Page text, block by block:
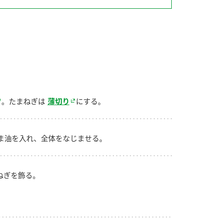
。たまねぎは 薄切り にする。
油を入れ、全体をなじませる。
を飾る。